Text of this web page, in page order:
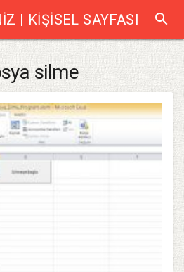
| KIŞISEL SAYFASI search
silme